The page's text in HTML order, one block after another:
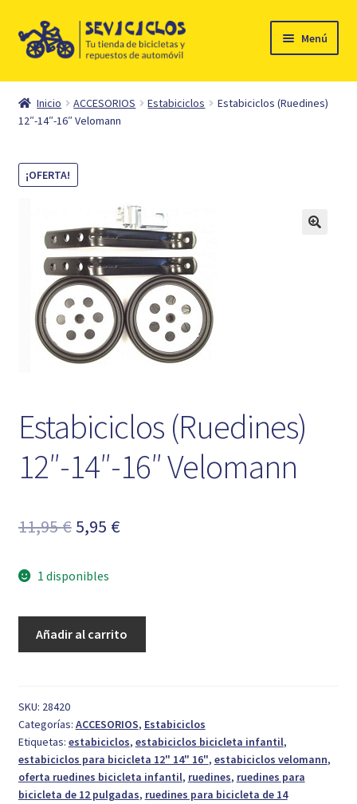
Ir
Ir
al
Menú
Inicio
Ciclismo
Automóvil
Contacto
Inicio ACCESORIOS Estabiciclos
Estabiciclos (Ruedines)
12″-14″-16″ Velomann
¡OFERTA!
Estabiciclos (Ruedines)
12″-14″-16″ Velomann
11,95€ El
original
era:
11,95 €.
5,95 €El
es:
5,95 €.
1 disponibles
cantidad
Añadir al carrito
SKU: 28420
Categorías: ACCESORIOS, Estabiciclos
Etiquetas: estabiciclos, estabiciclos bicicleta infantil,
estabiciclos para bicicleta 12" 14" 16", estabiciclos velomann,
oferta ruedines bicicleta infantil, ruedines, ruedines para
bicicleta de 12 pulgadas, ruedines para bicicleta de 14